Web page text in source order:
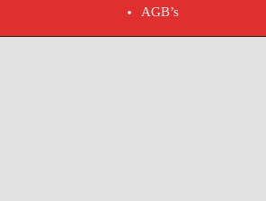
AGB’s